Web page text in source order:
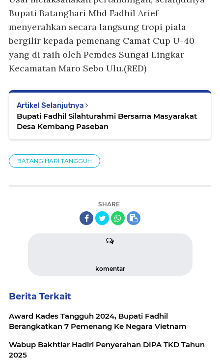
Bupati Batanghari Mhd Fadhil Arief
menyerahkan secara langsung tropi piala
bergilir kepada pemenang Camat Cup U-40
yang di raih oleh Pemdes Sungai Lingkar
Kecamatan Maro Sebo Ulu.(RED)
Artikel Selanjutnya
Bupati Fadhil Silahturahmi Bersama Masyarakat
Desa Kembang Paseban
BATANG HARI TANGGUH
SHARE
komentar
Berita Terkait
Award Kades Tangguh 2024, Bupati Fadhil
Berangkatkan 7 Pemenang Ke Negara Vietnam
Wabup Bakhtiar Hadiri Penyerahan DIPA TKD Tahun
2025